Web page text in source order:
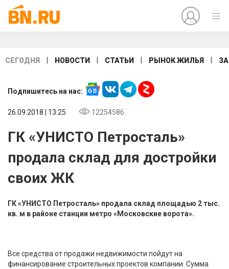
СЕГОДНЯ НОВОСТИ СТАТЬИ РЫНОК ЖИЛЬЯ
Подпишитесь на нас:
26.09.2018 | 13:25 12254586
ГК «УНИСТО Петросталь»
продала склад для достройки
своих ЖК
ГК «УНИСТО Петросталь» продала склад площадью 2 тыс.
кв. м в районе станции метро «Московские ворота».
Все средства от продажи недвижимости пойдут на
финансирование строительных проектов компании. Сумма